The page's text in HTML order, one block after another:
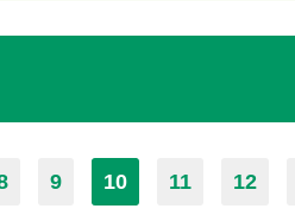
9 10 11 12